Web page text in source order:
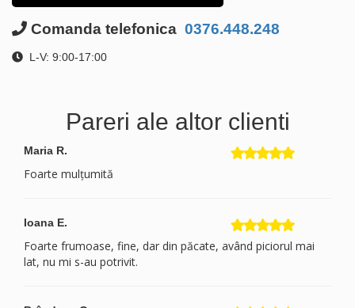
Comanda telefonica 0376.448.248
L-V: 9:00-17:00
Pareri ale altor clienti
Maria R.
Foarte mulțumită
Ioana E.
Foarte frumoase, fine, dar din păcate, având piciorul mai
lat, nu mi s-au potrivit.